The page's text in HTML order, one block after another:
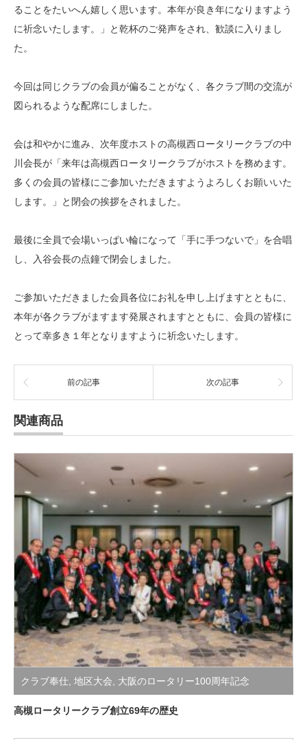
ることをたいへん嬉しく思います。本年が良き年になりますよう
に祈念いたします。」と乾杯のご発声をされ、歓談に入りまし
た。
今回は同じクラブの会員が偏ることがなく、各クラブ間の交流が
図られるような配席にしました。
会は和やかに進み、次年度ホストの高槻西ロータリークラブの中
川会長が「来年は高槻西ロータリークラブがホストを務めます。
多くの会員の皆様にご参加いただきますようよろしくお願いいた
します。」と閉会の挨拶をされました。
最後に全員で会場いっぱい輪になって「手に手つないで」を合唱
し、入谷会長の点鐘で閉会しました。
ご参加いただきました会員各位にお礼を申し上げますとともに、
本年が各クラブがますます発展されますとともに、会員の皆様に
とって幸多き１年となりますように祈念いたします。
前の記事 次の記事
関連商品
クラブ奉仕 地区大会 大阪のロータリー100周年記念
高槻ロータリークラブ創立69年の歴史